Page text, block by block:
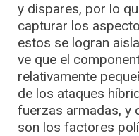
y dispares, por lo
capturar los
estos se logran
ve que el
relativamente
de los ataques
fuerzas armadas, y
son los factores